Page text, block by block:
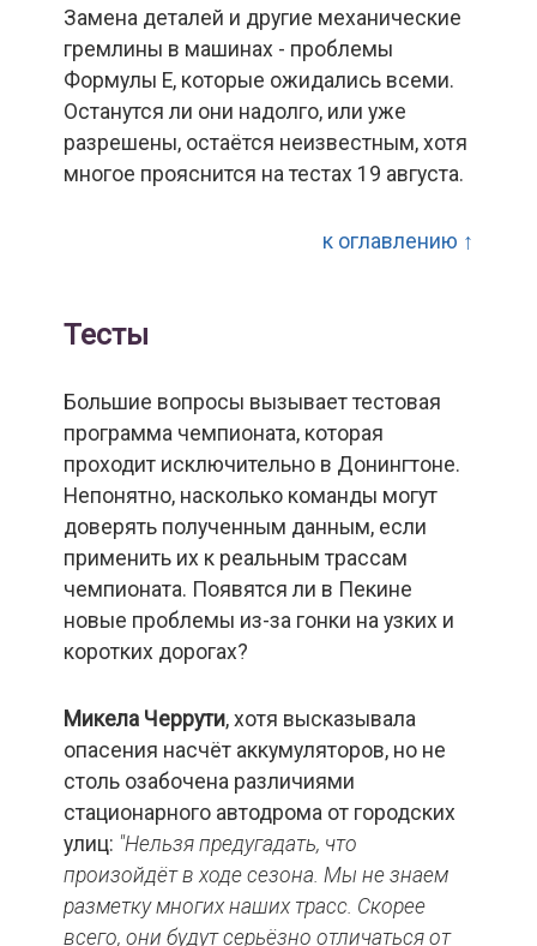
Замена деталей и другие механические
гремлины в машинах - проблемы
Формулы Е, которые ожидались всеми.
Останутся ли они надолго, или уже
разрешены, остаётся неизвестным, хотя
многое прояснится на тестах 19 августа.
к оглавлению ↑
Тесты
Большие вопросы вызывает тестовая
программа чемпионата, которая
проходит исключительно в Донингтоне.
Непонятно, насколько команды могут
доверять полученным данным, если
применить их к реальным трассам
чемпионата. Появятся ли в Пекине
новые проблемы из-за гонки на узких и
коротких дорогах?
Микела Черрути, хотя высказывала
опасения насчёт аккумуляторов, но не
столь озабочена различиями
стационарного автодрома от городских
улиц: "Нельзя предугадать, что
произойдёт в ходе сезона. Мы не знаем
разметку многих наших трасс. Скорее
всего, они будут серьёзно отличаться от